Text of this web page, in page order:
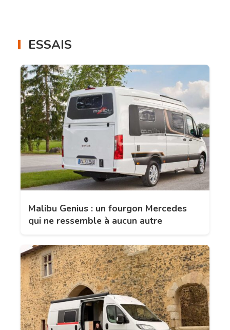
ESSAIS
Malibu Genius : un fourgon Mercedes
qui ne ressemble à aucun autre